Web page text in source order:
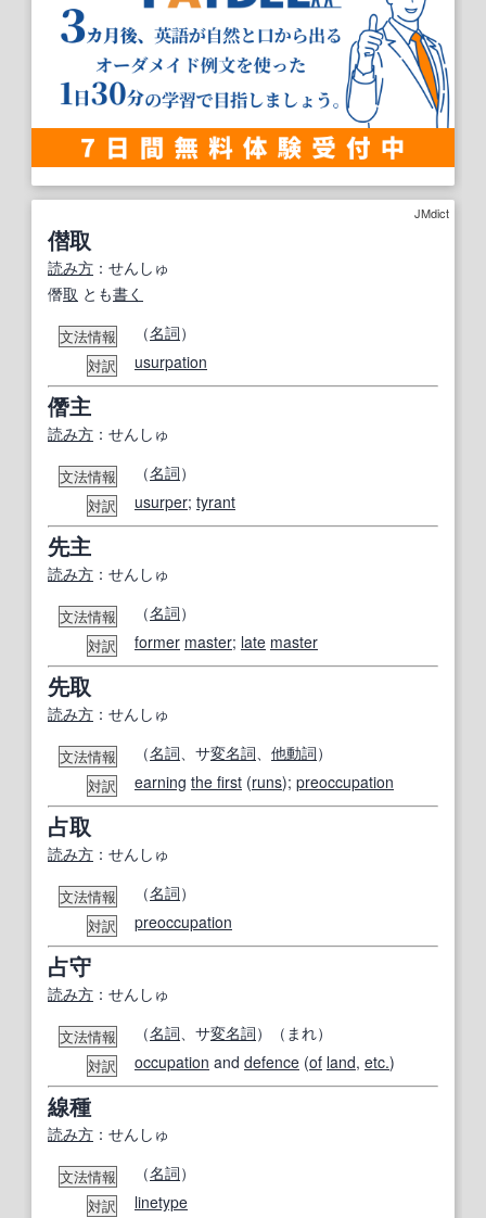
JMdict
僣取
読み方 ：せんしゅ
僭取 とも書く
文法情報 （名詞）
対訳 usurpation
僭主
読み方 ：せんしゅ
文法情報 （名詞）
対訳 usurper; tyrant
先主
読み方 ：せんしゅ
文法情報 （名詞）
対訳 former master; late master
先取
読み方 ：せんしゅ
文法情報 （名詞、サ変名詞、 他動詞）
対訳 earning the first (runs); preoccupation
占取
読み方 ：せんしゅ
文法情報 （名詞）
対訳 preoccupation
占守
読み方 ：せんしゅ
文法情報 （名詞、サ変名詞）（まれ）
対訳 occupation and defence (of land, etc.)
線種
読み方 ：せんしゅ
文法情報 （名詞）
対訳 linetype